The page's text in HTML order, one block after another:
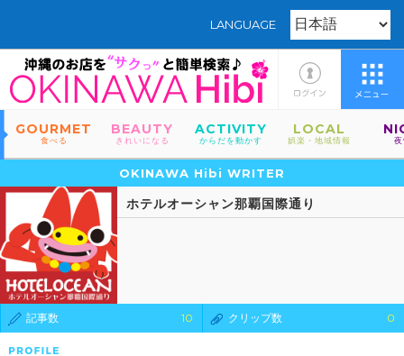
LANGUAGE
GOURMET
食べる
BEAUTY
きれいになる
ACTIVITY
からだを動かす
LOCAL
娯楽・地域情報
OKINAWA Hibi WRITER
ホテルオーシャン那覇国際通り
記事数 10 クリップ数 0